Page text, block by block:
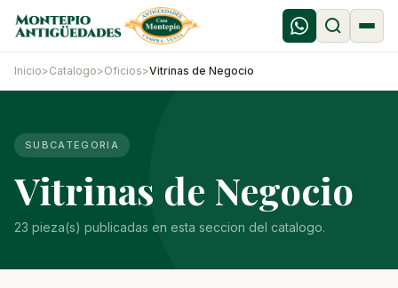
Inicio>Catalogo>Oficios>Vitrinas de Negocio
SUBCATEGORIA
Vitrinas de Negocio
23 pieza(s) publicadas en esta seccion del catalogo.